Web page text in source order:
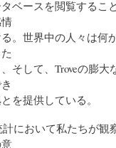
ベースを閲覧するこ
。世界中の人々は何
そして、Troveの膨大
を提供している。
において私たちが観